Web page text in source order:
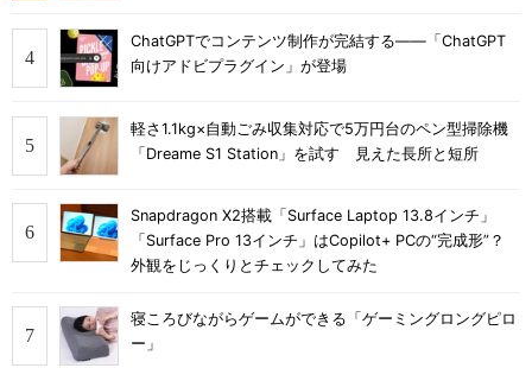
ChatGPTでコンテンツ制作が完結する――「ChatGPT
向けアドビプラグイン」が登場
軽さ1.1kg×自動ごみ収集対応で5万円台のペン型掃除機
「Dreame S1 Station」を試す 見えた長所と短所
Snapdragon X2搭載「Surface Laptop 13.8インチ」
「Surface Pro 13インチ」はCopilot+ PCの“完成形”？
外観をじっくりとチェックしてみた
寝ころびながらゲームができる「ゲーミングロングピロ
ー」